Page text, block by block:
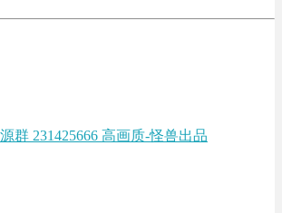
群 231425666 高画质-怪兽出品